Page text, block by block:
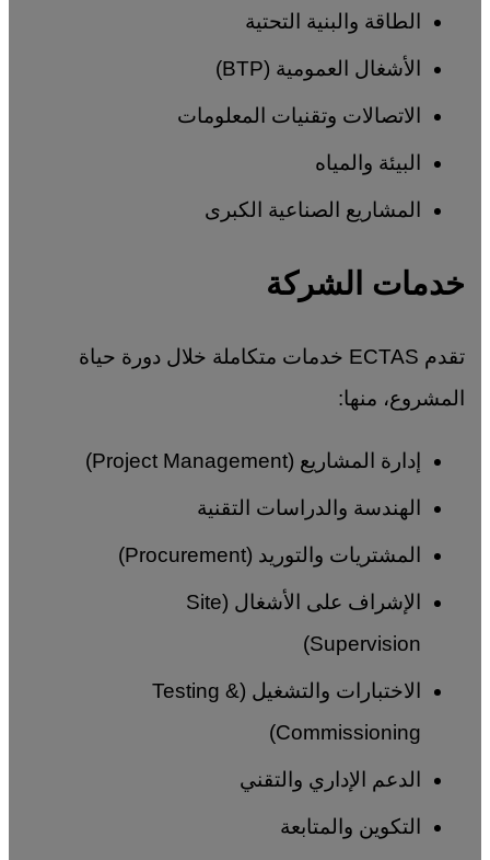
الطاقة والبنية التحتية
الأشغال العمومية (BTP)
الاتصالات وتقنيات المعلومات
البيئة والمياه
المشاريع الصناعية الكبرى
خدمات الشركة
تقدم ECTAS خدمات متكاملة خلال دورة حياة
المشروع، منها:
إدارة المشاريع (Project Management)
الهندسة والدراسات التقنية
المشتريات والتوريد (Procurement)
الإشراف على الأشغال (Site
Supervision)
الاختبارات والتشغيل (Testing &
Commissioning)
الدعم الإداري والتقني
التكوين والمتابعة